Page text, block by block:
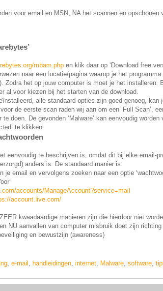
voor email en MSN, NA het scannen en opschonen
mbam.php en klik daar op ‘Download free
naar een locatie/pagina waarop je het programma
Zodra het op jouw computer is moet je het installeren.
al voor kiezen bij het starten van de download.
alle standaard opties zijn goed genoeg, kan
de eerste scan raden wij aan om een ‘Full Scan’,
doen. De gevonden ‘Malware’ kan eenvoudig worden
te klikken.
eenvoudig te beschrijven is, omdat dit bij elke email-
anders is. De standaard manier is:
je email en vervolgens zoeken naar een optie
accounts/ManageAccount?service=mail
account.live.com/
kwaadaardige manieren zijn die hierdoor niet
NU aanvallen van computer misbruik doet zijn
en bewustzijn (awareness)
e-mail handleidingen internet Malware software